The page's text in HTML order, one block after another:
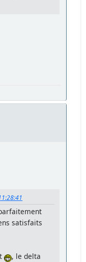
satisfaits
, le delta